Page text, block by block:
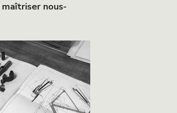
maîtriser nous-